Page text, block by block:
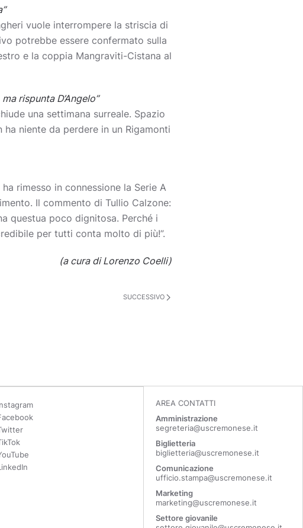
vuole interrompere la striscia di
potrebbe essere confermato sulla
e la coppia Mangraviti-Cistana al
rispunta D’Angelo”
una settimana surreale. Spazio
ha niente da perdere in un Rigamonti
rimesso in connessione la Serie A
Il commento di Tullio Calzone:
questua poco dignitosa. Perché i
per tutti conta molto di più!”.
(a cura di Lorenzo Coelli)
SUCCESSIVO
AREA CONTATTI
Amministrazione
segreteria@uscremonese.it
Biglietteria
biglietteria@uscremonese.it
Comunicazione
ufficio.stampa@uscremonese.it
Marketing
marketing@uscremonese.it
Settore giovanile